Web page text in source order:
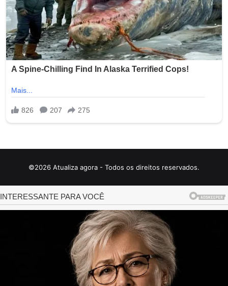
©2026 Atualiza agora - Todos os direitos reservados.